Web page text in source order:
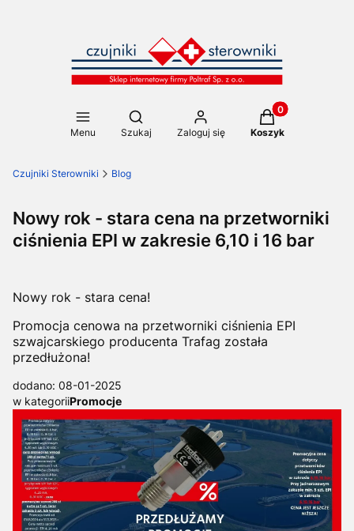
Menu
Otwórz wyszukiwarkę
Szukaj Zaloguj się
Produkty w
Koszyk
Czujniki Sterowniki Blog
Nowy rok - stara cena na przetworniki
ciśnienia EPI w zakresie 6,10 i 16 bar
Nowy rok - stara cena!
Promocja cenowa na przetworniki ciśnienia EPI
szwajcarskiego producenta Trafag została
przedłużona!
dodano: 08-01-2025
w kategoriiPromocje